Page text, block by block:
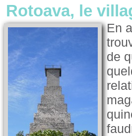
Rotoava, le
En
de